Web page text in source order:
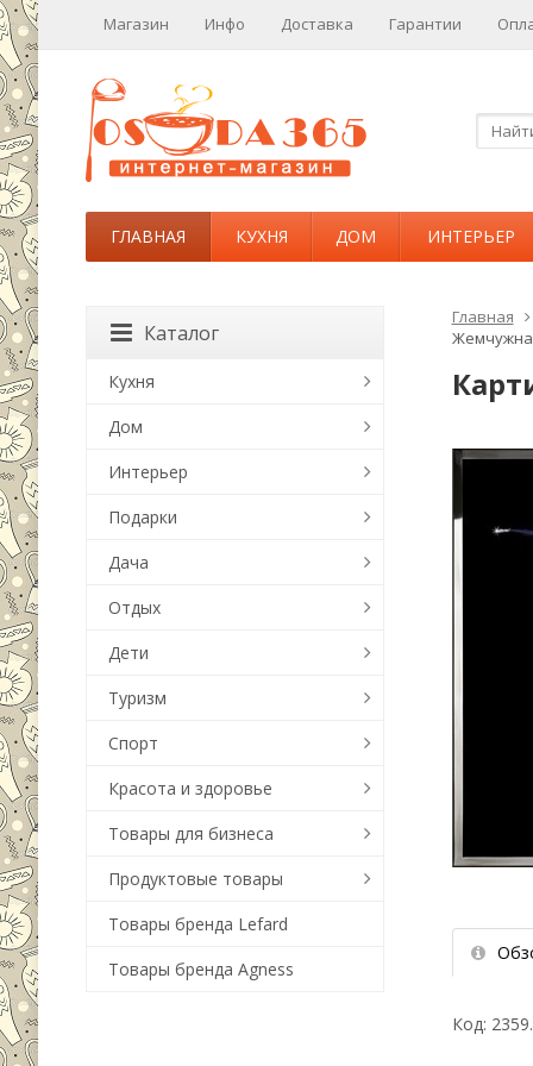
Магазин Инфо Доставка Гарантии
ГЛАВНАЯ КУХНЯ ДОМ ИНТЕРЬЕР
Главная
Код:
Каталог
Кухня
Дом
Интерьер
Подарки
Дача
Отдых
Дети
Туризм
Спорт
Красота и здоровье
Товары для бизнеса
Продуктовые товары
Товары бренда Lefard
Товары бренда Agness